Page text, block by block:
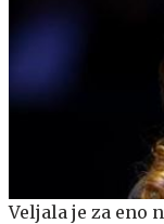
Veljala je za eno